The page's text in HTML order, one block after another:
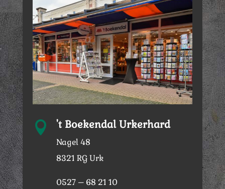
 't Boekendal Urkerhard
Nagel 48
8321 RG Urk
0527 – 68 21 10